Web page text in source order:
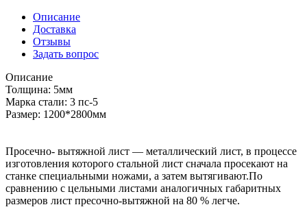
Описание
Доставка
Отзывы
Задать вопрос
Описание
Толщина: 5мм
Марка стали: 3 пс-5
Размер: 1200*2800мм
Просечно- вытяжной лист — металлический лист, в процессе
изготовления которого стальной лист сначала просекают на
станке специальными ножами, а затем вытягивают.По
сравнению с цельными листами аналогичных габаритных
размеров лист пресочно-вытяжной на 80 % легче.